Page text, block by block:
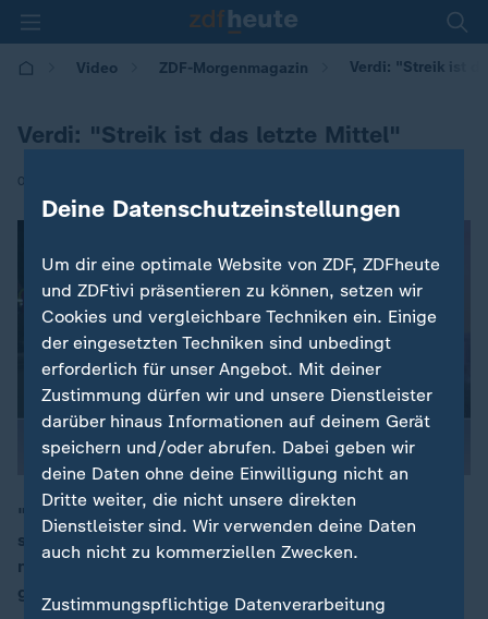
Video ZDF-Morgenmagazin Verdi: "Streik ist
Verdi: "Streik ist das letzte Mittel"
02.02.2026 | 05:30
00:16
"Wenn wir nicht für bessere Arbeitsbedingungen
streiken, werden die Jobs so unattraktiv bleiben, dass
nicht genug Menschen bereit sind, den ÖPNV zu
gewährleisten", sagt Andreas Schackert, Verdi.
Deine Datenschutzeinstellungen
Um dir eine optimale Website von ZDF, ZDFheute
und ZDFtivi präsentieren zu können, setzen wir
Cookies und vergleichbare Techniken ein. Einige
der eingesetzten Techniken sind unbedingt
erforderlich für unser Angebot. Mit deiner
Zustimmung dürfen wir und unsere Dienstleister
darüber hinaus Informationen auf deinem Gerät
speichern und/oder abrufen. Dabei geben wir
deine Daten ohne deine Einwilligung nicht an
Dritte weiter, die nicht unsere direkten
Dienstleister sind. Wir verwenden deine Daten
auch nicht zu kommerziellen Zwecken.
Zustimmungspflichtige Datenverarbeitung